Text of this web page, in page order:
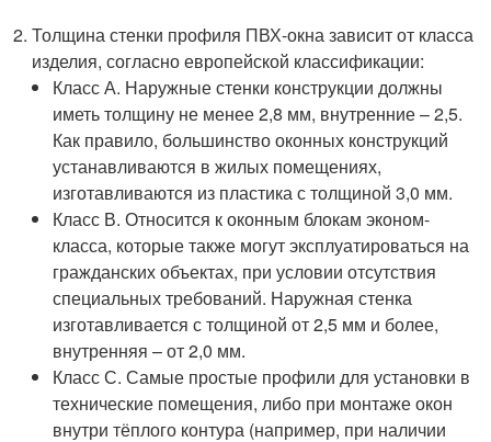
Толщина стенки профиля ПВХ-окна зависит от класса
изделия, согласно европейской классификации:
Класс А. Наружные стенки конструкции должны
иметь толщину не менее 2,8 мм, внутренние – 2,5.
Как правило, большинство оконных конструкций
устанавливаются в жилых помещениях,
изготавливаются из пластика с толщиной 3,0 мм.
Класс В. Относится к оконным блокам эконом-
класса, которые также могут эксплуатироваться на
гражданских объектах, при условии отсутствия
специальных требований. Наружная стенка
изготавливается с толщиной от 2,5 мм и более,
внутренняя – от 2,0 мм.
Класс С. Самые простые профили для установки в
технические помещения, либо при монтаже окон
внутри тёплого контура (например, при наличии